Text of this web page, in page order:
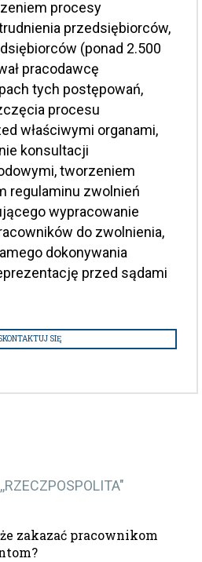
procesy
przedsiębiorców,
(ponad 2.500
pracodawcę
tych postępowań,
procesu
właściwymi organami,
konsultacji
tworzeniem
regulaminu zwolnień
wypracowanie
do zwolnienia,
dokonywania
przed sądami
SIĘ
zakazać pracownikom